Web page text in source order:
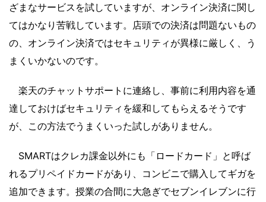
ざまなサービスを試していますが、オンライン決済に関し
てはかなり苦戦しています。店頭での決済は問題ないもの
の、オンライン決済ではセキュリティが異様に厳しく、う
まくいかないのです。
楽天のチャットサポートに連絡し、事前に利用内容を通
達しておけばセキュリティを緩和してもらえるそうです
が、この方法でうまくいった試しがありません。
SMARTはクレカ課金以外にも「ロードカード」と呼ば
れるプリペイドカードがあり、コンビニで購入してギガを
追加できます。授業の合間に大急ぎでセブンイレブンに行